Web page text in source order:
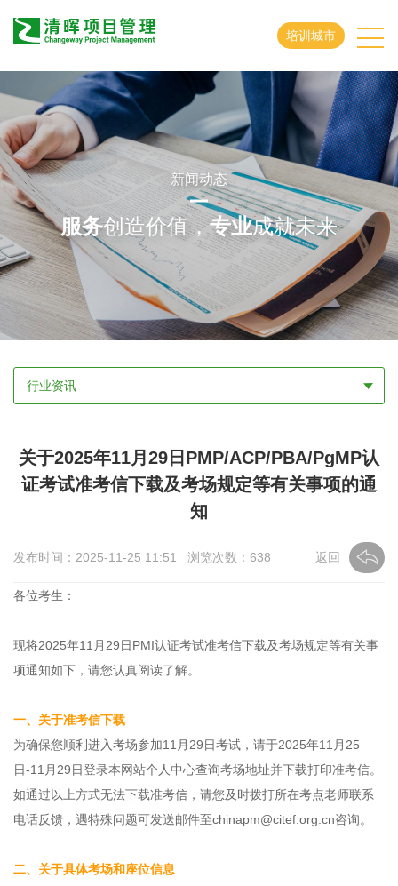
培训城市
新闻动态
服务创造价值，专业成就未来
行业资讯
关于2025年11月29日PMP/ACP/PBA/PgMP认
证考试准考信下载及考场规定等有关事项的通
知
发布时间：2025-11-25 11:51 浏览次数： 638 返回
各位考生：
现将2025年11月29日PMI认证考试准考信下载及考场规定等有关事
项通知如下，请您认真阅读了解。
一、关于准考信下载
为确保您顺利进入考场参加11月29日考试，请于2025年11月25
日-11月29日登录本网站个人中心查询考场地址并下载打印准考信。
如通过以上方式无法下载准考信，请您及时拨打所在考点老师联系
电话反馈，遇特殊问题可发送邮件至chinapm@citef.org.cn咨询。
二、关于具体考场和座位信息